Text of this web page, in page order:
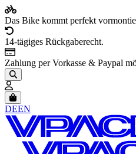
Das Bike kommt perfekt
14-tägiges Rückgaberecht.
Zahlung per Vorkasse & Paypal
Artikel im Warenkorb, Warenkorb
DEEN